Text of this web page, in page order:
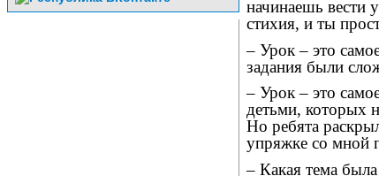
начинаешь вести
стихия, и ты
– Урок – это
задания были
– Урок – это
детьми, которых
Но ребята
упряжке со мной
– Какая тема